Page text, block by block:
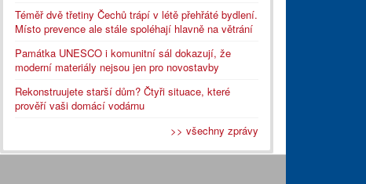
Téměř dvě třetiny Čechů trápí v létě přehřáté bydlení.
Místo prevence ale stále spoléhají hlavně na větrání
Památka UNESCO i komunitní sál dokazují, že
moderní materiály nejsou jen pro novostavby
Rekonstruujete starší dům? Čtyři situace, které
prověří vaši domácí vodárnu
>> všechny zprávy